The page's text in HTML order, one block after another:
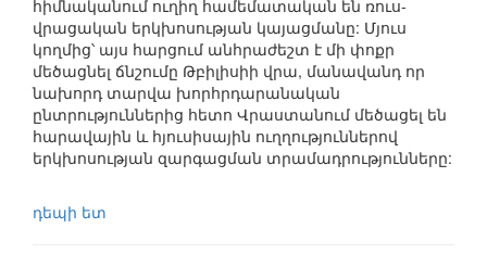
հիմնականում ուղիղ համեմատական են ռուս-
վրացական երկխոսության կայացմանը: Մյուս
կողմից՝ այս հարցում անհրաժեշտ է մի փոքր
մեծացնել ճնշումը Թբիլիսիի վրա, մանավանդ որ
նախորդ տարվա խորհրդարանական
ընտրություններից հետո Վրաստանում մեծացել են
հարավային և հյուսիսային ուղղություններով
երկխոսության զարգացման տրամադրությունները:
դեպի ետ